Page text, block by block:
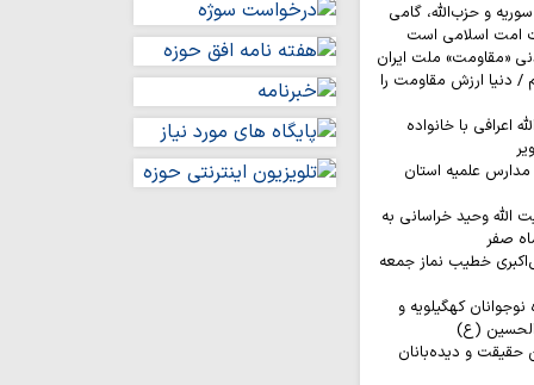
و حزب‌الله، گامی
امت اسلامی است
«مقاومت» ملت ایران
دنیا ارزش مقاومت را
اعرافی با خانواده
علمیه استان
الله وحید خراسانی به
صفر
خطیب نماز جمعه
۲۰۰ نفره نوجوانان کهگیلویه و
الحسین (ع)
حقیقت و دیده‌بانان